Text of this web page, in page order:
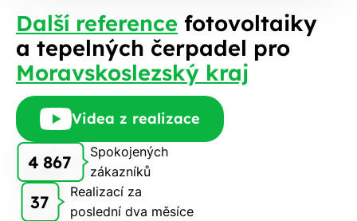
Další reference fotovoltaiky
a tepelných čerpadel pro
Moravskoslezský kraj
Videa z realizace
4 867
Spokojených
zákazníků
37
Realizací za
poslední dva měsíce